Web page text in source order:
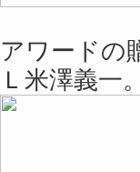
アワードの
Ｌ米澤義一。